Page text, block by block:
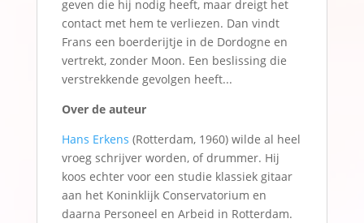
geven die hij nodig heeft, maar dreigt het
contact met hem te verliezen. Dan vindt
Frans een boerderijtje in de Dordogne en
vertrekt, zonder Moon. Een beslissing die
verstrekkende gevolgen heeft...
Over de auteur
Hans Erkens (Rotterdam, 1960) wilde al heel
vroeg schrijver worden, of drummer. Hij
koos echter voor een studie klassiek gitaar
aan het Koninklijk Conservatorium en
daarna Personeel en Arbeid in Rotterdam.